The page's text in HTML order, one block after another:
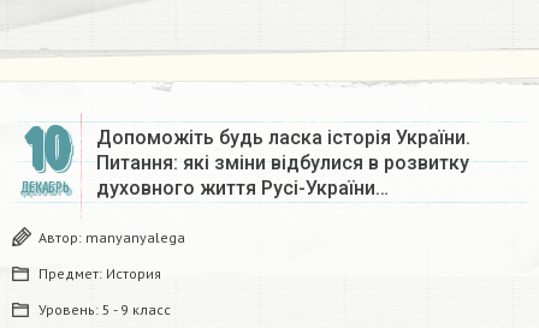
10
ДЕКАБРЬ
Допоможіть будь ласка історія України.
Питання: які зміни відбулися в розвитку
духовного життя Русі-України…
Автор: manyanyalega
Предмет: История
Уровень: 5 - 9 класс